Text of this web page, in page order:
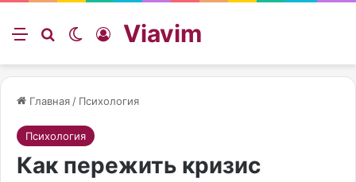
Меню ИскатьSwitch skin
Войти
Viavim
Главная / Психология
Психология
Как пережить кризис